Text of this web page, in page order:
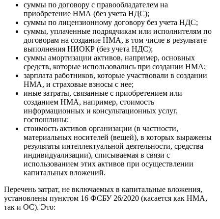
суммы по договору с правообладателем на
приобретение НМА (без учета НДС);
суммы по лицензионному договору без учета НДС;
суммы, уплаченные подрядчикам или исполнителям по
договорам на создание НМА, в том числе в результате
выполнения НИОКР (без учета НДС);
суммы амортизации активов, например, основных
средств, которые использовались при создании НМА;
зарплата работников, которые участвовали в создании
НМА, и страховые взносы с нее;
иные затраты, связанные с приобретением или
созданием НМА, например, стоимость
информационных и консультационных услуг,
госпошлины;
стоимость активов организации (в частности,
материальных носителей (вещей), в которых выражены
результаты интеллектуальной деятельности, средства
индивидуализации), списываемая в связи с
использованием этих активов при осуществлении
капитальных вложений.
Перечень затрат, не включаемых в капитальные вложения,
установлены пунктом 16 ФСБУ 26/2020 (касается как НМА,
так и ОС). Это: